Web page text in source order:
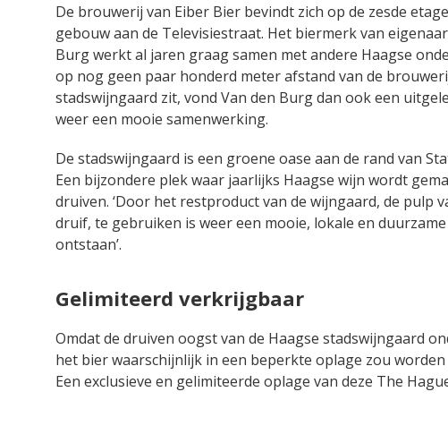
De brouwerij van Eiber Bier bevindt zich op de zesde
gebouw aan de Televisiestraat. Het biermerk van
Burg werkt al jaren graag samen met andere Haagse
op nog geen paar honderd meter afstand van de
stadswijngaard zit, vond Van den Burg dan ook een
weer een mooie samenwerking.
De stadswijngaard is een groene oase aan de rand van
Een bijzondere plek waar jaarlijks Haagse wijn wordt
druiven. ‘Door het restproduct van de wijngaard, de pulp
druif, te gebruiken is weer een mooie, lokale en
ontstaan’.
Gelimiteerd verkrijgbaar
Omdat de druiven oogst van de Haagse stadswijngaard
het bier waarschijnlijk in een beperkte oplage zou
Een exclusieve en gelimiteerde oplage van deze The